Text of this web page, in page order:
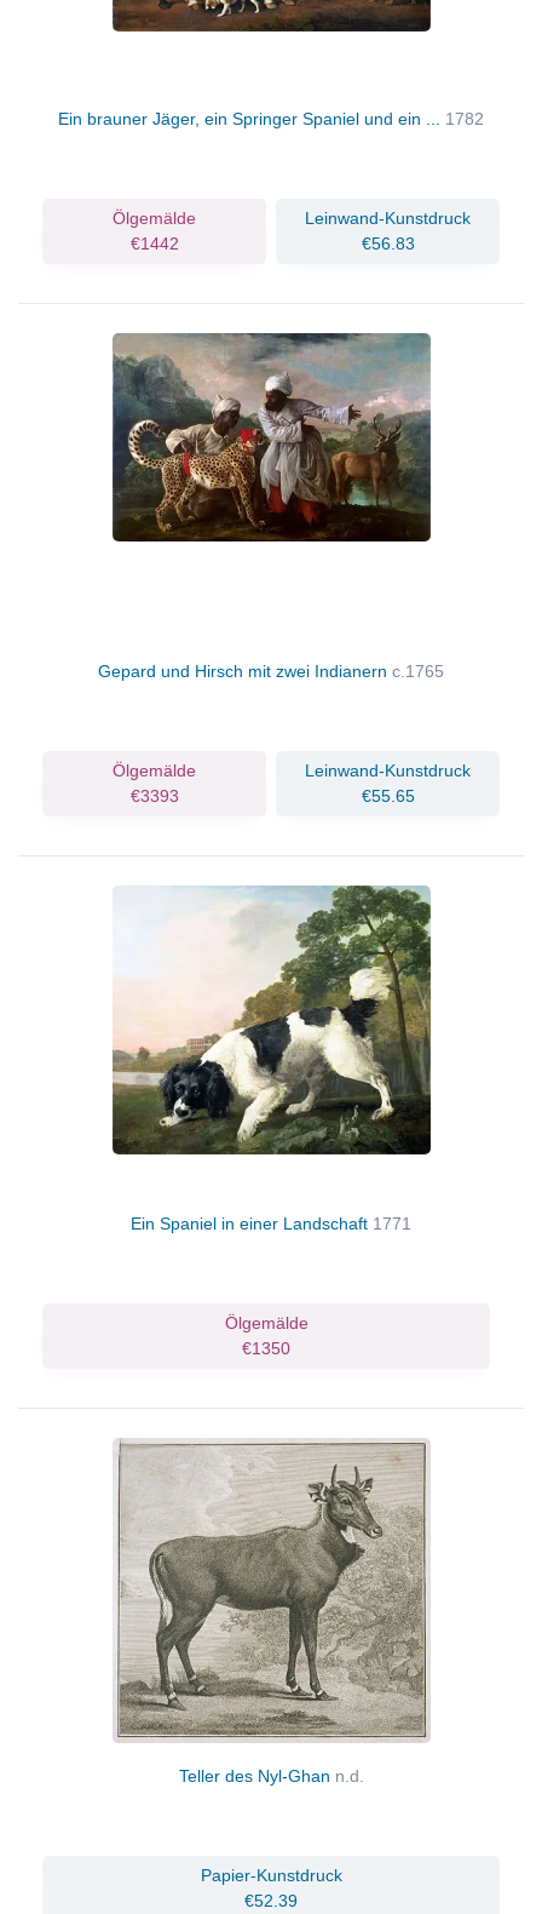
Ein brauner Jäger, ein Springer Spaniel und ein ... 1782
Ölgemälde
€1442
Leinwand-Kunstdruck
€56.83
Gepard und Hirsch mit zwei Indianern c.1765
Ölgemälde
€3393
Leinwand-Kunstdruck
€55.65
Ein Spaniel in einer Landschaft 1771
Ölgemälde
€1350
Teller des Nyl-Ghan n.d.
Papier-Kunstdruck
€52.39